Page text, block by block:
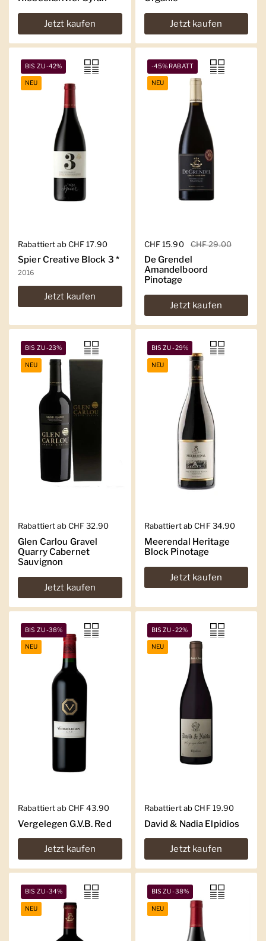
Jetzt kaufen Jetzt kaufen
Regulärer Preis
Rabattiert ab CHF 17.90
Spier Creative Block 3 *
2016
Jetzt kaufen
BIS ZU -42%
NEU
Regulärer Preis
CHF 15.90 Sale-Preis
CHF 29.00
De Grendel
Amandelboord
Pinotage
Jetzt kaufen
-45% RABATT
NEU
Regulärer Preis
Rabattiert ab CHF 32.90
Glen Carlou Gravel
Quarry Cabernet
Sauvignon
Jetzt kaufen
BIS ZU -23%
NEU
Regulärer Preis
Rabattiert ab CHF 34.90
Meerendal Heritage
Block Pinotage
Jetzt kaufen
BIS ZU -29%
NEU
Regulärer Preis
Rabattiert ab CHF 43.90
Vergelegen G.V.B. Red
Jetzt kaufen
BIS ZU -38%
NEU
Regulärer Preis
Rabattiert ab CHF 19.90
David & Nadia Elpidios
Jetzt kaufen
BIS ZU -22%
NEU
BIS ZU -34%
NEU
BIS ZU -38%
NEU